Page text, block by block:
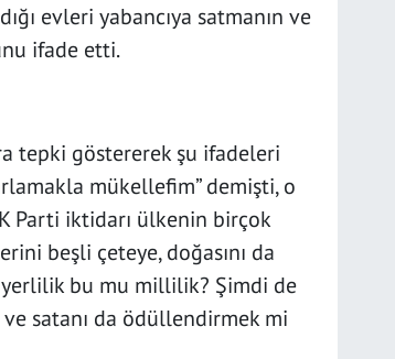
evleri yabancıya satmanın ve
ifade etti.
tepki göstererek şu ifadeleri
mükellefim” demişti, o
Parti iktidarı ülkenin birçok
beşli çeteye, doğasını da
yerlilik bu mu millilik? Şimdi de
ve satanı da ödüllendirmek mi